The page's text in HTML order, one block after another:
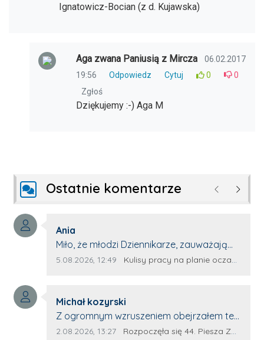
Ignatowicz-Bocian (z d. Kujawska)
Aga zwana Paniusią z Mircza
06.02.2017
19:56
Odpowiedz Cytuj 0
0
Zgłoś
Dziękujemy :-) Aga M
Ostatnie komentarze Poprzednie
Autor komentarza:
Ania
Treść komentarza:
Miło, że młodzi Dziennikarze, zauważają
młode talenty, które dopiero wkraczają
z nim wywiad, który przeprowadzi Pan
Artur.
Data dodania komentarza:
5.08.2026, 12:49 Źródło komentarza:
Kulisy pracy na planie oczami młodego filmowca
Autor komentarza:
Michał kozyrski
Treść komentarza:
Z ogromnym wzruszeniem obejrzałem ten
materiał. ❤️ Jestem naprawdę dumny z
Data dodania komentarza:
2.08.2026, 13:27 Źródło komentarza:
Rozpoczęła się 44. Piesza Zamojsko-Lubaczowska Pielgrzymka na Jasną Górę!